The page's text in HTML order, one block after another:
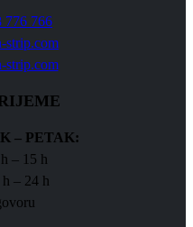
776 766
strip.com
strip.com
– PETAK:
– 15 h
– 24 h